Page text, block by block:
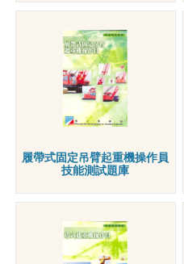
履帶式固定吊臂起重機操作員
技能測試題庫